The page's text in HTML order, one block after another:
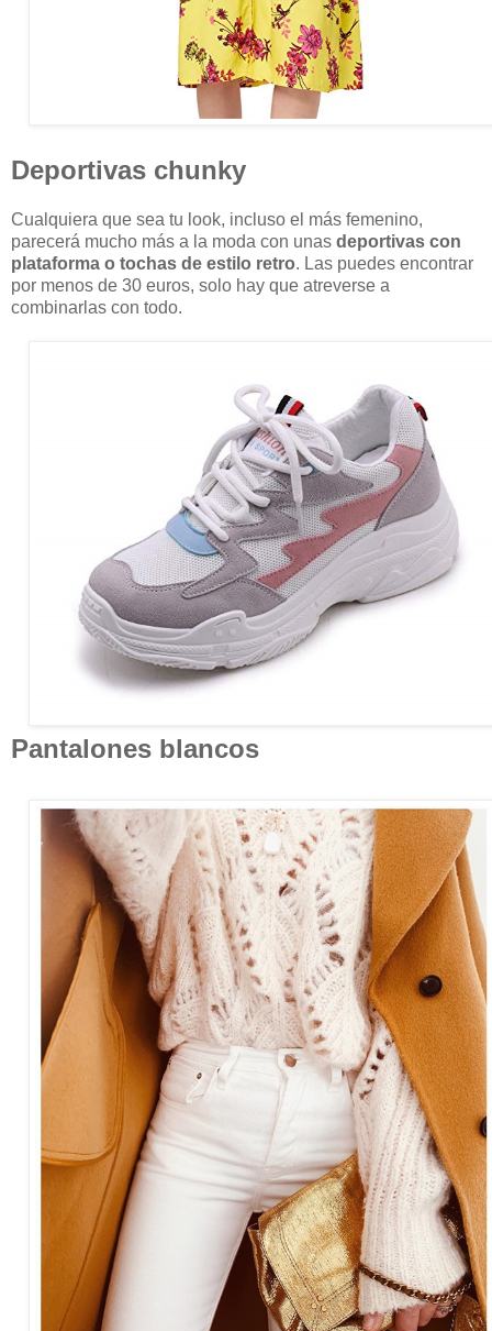
Deportivas chunky
Cualquiera que sea tu look, incluso el más femenino,
parecerá mucho más a la moda con unas deportivas con
plataforma o tochas de estilo retro. Las puedes encontrar
por menos de 30 euros, solo hay que atreverse a
combinarlas con todo.
Pantalones blancos